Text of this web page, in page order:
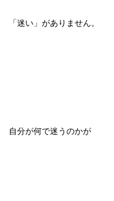
「迷い」がありません。
自分が何で迷うのかが